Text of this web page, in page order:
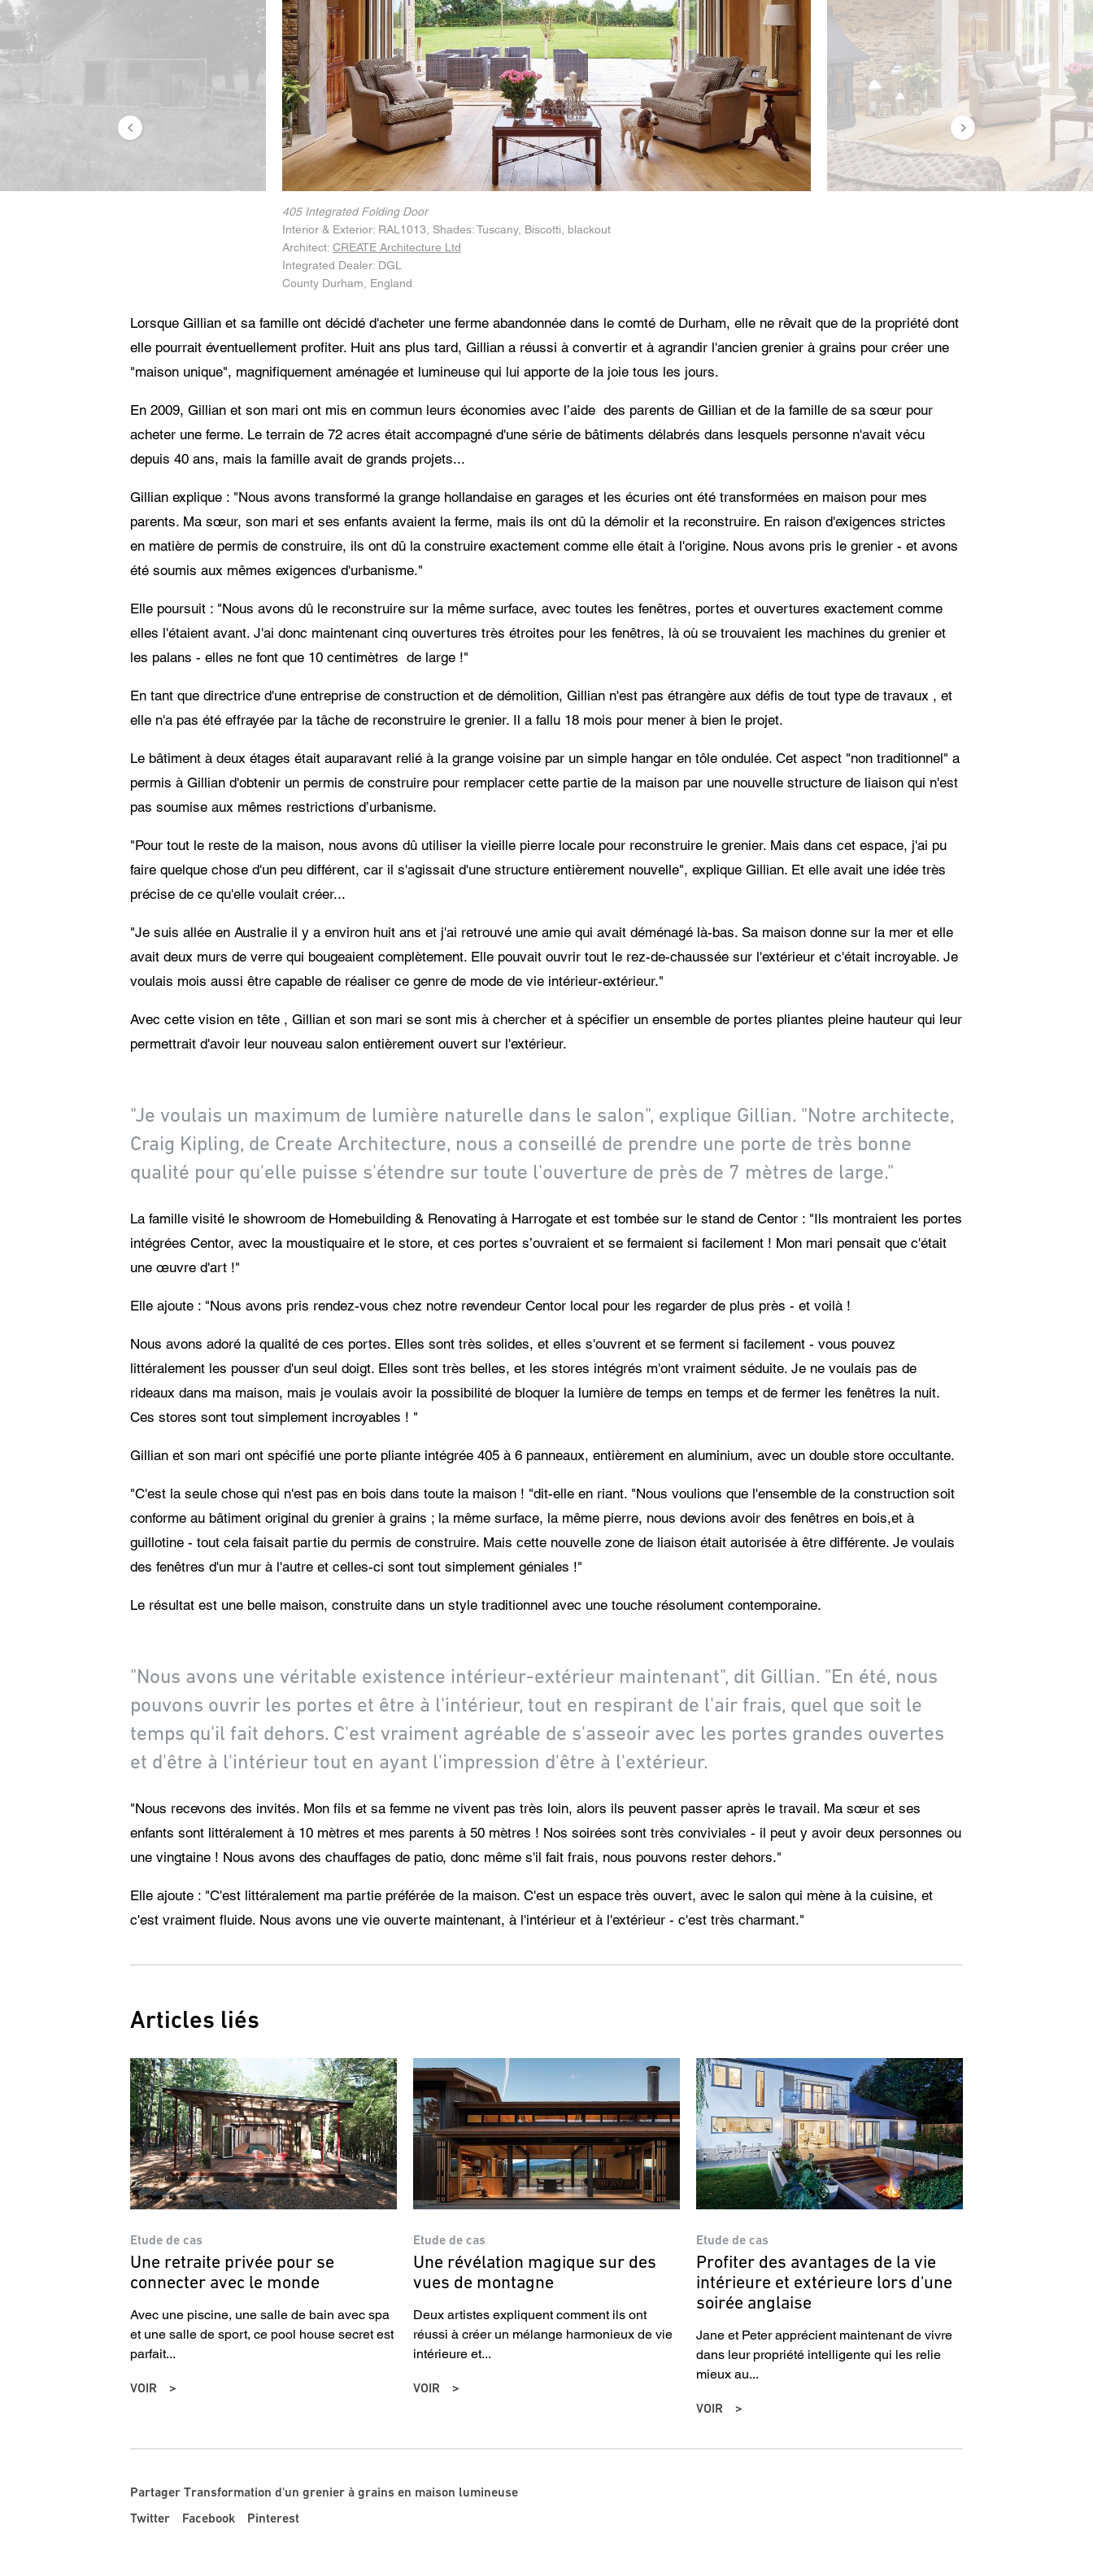
405 Integrated Folding Door
Interior & Exterior: RAL1013, Shades: Tuscany, Biscotti, blackout
Architect: CREATE Architecture Ltd
Integrated Dealer: DGL
County Durham, England
Lorsque Gillian et sa famille ont décidé d'acheter une ferme abandonnée dans le comté de Durham, elle ne rêvait que de la propriété dont
elle pourrait éventuellement profiter. Huit ans plus tard, Gillian a réussi à convertir et à agrandir l'ancien grenier à grains pour créer une
"maison unique", magnifiquement aménagée et lumineuse qui lui apporte de la joie tous les jours.
En 2009, Gillian et son mari ont mis en commun leurs économies avec l’aide des parents de Gillian et de la famille de sa sœur pour
acheter une ferme. Le terrain de 72 acres était accompagné d'une série de bâtiments délabrés dans lesquels personne n'avait vécu
depuis 40 ans, mais la famille avait de grands projets...
Gillian explique : "Nous avons transformé la grange hollandaise en garages et les écuries ont été transformées en maison pour mes
parents. Ma sœur, son mari et ses enfants avaient la ferme, mais ils ont dû la démolir et la reconstruire. En raison d'exigences strictes
en matière de permis de construire, ils ont dû la construire exactement comme elle était à l'origine. Nous avons pris le grenier - et avons
été soumis aux mêmes exigences d'urbanisme."
Elle poursuit : "Nous avons dû le reconstruire sur la même surface, avec toutes les fenêtres, portes et ouvertures exactement comme
elles l'étaient avant. J'ai donc maintenant cinq ouvertures très étroites pour les fenêtres, là où se trouvaient les machines du grenier et
les palans - elles ne font que 10 centimètres de large !"
En tant que directrice d'une entreprise de construction et de démolition, Gillian n'est pas étrangère aux défis de tout type de travaux , et
elle n'a pas été effrayée par la tâche de reconstruire le grenier. Il a fallu 18 mois pour mener à bien le projet.
Le bâtiment à deux étages était auparavant relié à la grange voisine par un simple hangar en tôle ondulée. Cet aspect "non traditionnel" a
permis à Gillian d'obtenir un permis de construire pour remplacer cette partie de la maison par une nouvelle structure de liaison qui n'est
pas soumise aux mêmes restrictions d’urbanisme.
"Pour tout le reste de la maison, nous avons dû utiliser la vieille pierre locale pour reconstruire le grenier. Mais dans cet espace, j'ai pu
faire quelque chose d'un peu différent, car il s'agissait d'une structure entièrement nouvelle", explique Gillian. Et elle avait une idée très
précise de ce qu'elle voulait créer...
"Je suis allée en Australie il y a environ huit ans et j'ai retrouvé une amie qui avait déménagé là-bas. Sa maison donne sur la mer et elle
avait deux murs de verre qui bougeaient complètement. Elle pouvait ouvrir tout le rez-de-chaussée sur l'extérieur et c'était incroyable. Je
voulais mois aussi être capable de réaliser ce genre de mode de vie intérieur-extérieur."
Avec cette vision en tête , Gillian et son mari se sont mis à chercher et à spécifier un ensemble de portes pliantes pleine hauteur qui leur
permettrait d'avoir leur nouveau salon entièrement ouvert sur l'extérieur.
"Je voulais un maximum de lumière naturelle dans le salon", explique Gillian. "Notre architecte,
Craig Kipling, de Create Architecture, nous a conseillé de prendre une porte de très bonne
qualité pour qu'elle puisse s'étendre sur toute l'ouverture de près de 7 mètres de large."
La famille visité le showroom de Homebuilding & Renovating à Harrogate et est tombée sur le stand de Centor : "Ils montraient les portes
intégrées Centor, avec la moustiquaire et le store, et ces portes s’ouvraient et se fermaient si facilement ! Mon mari pensait que c'était
une œuvre d'art !"
Elle ajoute : "Nous avons pris rendez-vous chez notre revendeur Centor local pour les regarder de plus près - et voilà !
Nous avons adoré la qualité de ces portes. Elles sont très solides, et elles s'ouvrent et se ferment si facilement - vous pouvez
littéralement les pousser d'un seul doigt. Elles sont très belles, et les stores intégrés m'ont vraiment séduite. Je ne voulais pas de
rideaux dans ma maison, mais je voulais avoir la possibilité de bloquer la lumière de temps en temps et de fermer les fenêtres la nuit.
Ces stores sont tout simplement incroyables ! "
Gillian et son mari ont spécifié une porte pliante intégrée 405 à 6 panneaux, entièrement en aluminium, avec un double store occultante.
"C'est la seule chose qui n'est pas en bois dans toute la maison ! "dit-elle en riant. "Nous voulions que l'ensemble de la construction soit
conforme au bâtiment original du grenier à grains ; la même surface, la même pierre, nous devions avoir des fenêtres en bois,et à
guillotine - tout cela faisait partie du permis de construire. Mais cette nouvelle zone de liaison était autorisée à être différente. Je voulais
des fenêtres d'un mur à l'autre et celles-ci sont tout simplement géniales !"
Le résultat est une belle maison, construite dans un style traditionnel avec une touche résolument contemporaine.
"Nous avons une véritable existence intérieur-extérieur maintenant", dit Gillian. "En été, nous
pouvons ouvrir les portes et être à l'intérieur, tout en respirant de l'air frais, quel que soit le
temps qu'il fait dehors. C'est vraiment agréable de s'asseoir avec les portes grandes ouvertes
et d'être à l'intérieur tout en ayant l'impression d'être à l'extérieur.
"Nous recevons des invités. Mon fils et sa femme ne vivent pas très loin, alors ils peuvent passer après le travail. Ma sœur et ses
enfants sont littéralement à 10 mètres et mes parents à 50 mètres ! Nos soirées sont très conviviales - il peut y avoir deux personnes ou
une vingtaine ! Nous avons des chauffages de patio, donc même s'il fait frais, nous pouvons rester dehors."
Elle ajoute : "C'est littéralement ma partie préférée de la maison. C'est un espace très ouvert, avec le salon qui mène à la cuisine, et
c'est vraiment fluide. Nous avons une vie ouverte maintenant, à l'intérieur et à l'extérieur - c'est très charmant."
Articles liés
Etude de cas
Une retraite privée pour se
connecter avec le monde
Avec une piscine, une salle de bain avec spa
et une salle de sport, ce pool house secret est
parfait...
VOIR
Etude de cas
Une révélation magique sur des
vues de montagne
Deux artistes expliquent comment ils ont
réussi à créer un mélange harmonieux de vie
intérieure et...
VOIR
Etude de cas
Profiter des avantages de la vie
intérieure et extérieure lors d'une
soirée anglaise
Jane et Peter apprécient maintenant de vivre
dans leur propriété intelligente qui les relie
mieux au...
VOIR
Partager Transformation d'un grenier à grains en maison lumineuse
Twitter
Facebook Pinterest
Consentement à la protection des données
J'accepte que mes données personnelles figurant dans les champs du formulaire ci-dessus
soient transmises au concessionnaire Centor le plus proche ou à un employé responsable de
Centor qui me contactera pour répondre à ma demande.
L'utilisation de vos données personnelles sera conforme à toutes les directives relatives à la
protection des données.